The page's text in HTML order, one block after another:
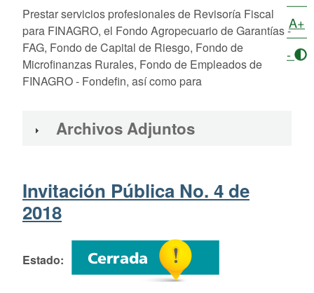
Prestar servicios profesionales de Revisoría Fiscal
para FINAGRO, el Fondo Agropecuario de Garantías -
FAG, Fondo de Capital de Riesgo, Fondo de
Microfinanzas Rurales, Fondo de Empleados de
FINAGRO - Fondefin, así como para
Archivos Adjuntos
Invitación Pública No. 4 de
2018
Estado
A+
-